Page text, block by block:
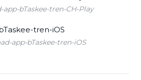
bTaskee-tren-CH-Play
app-bTaskee-tren-iOS